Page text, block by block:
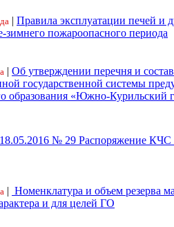
| Правила эксплуатации печей и
зимнего пожароопасного периода
| Об утверждении перечня и
государственной системы
образования «Южно-Курильский
18.05.2016 № 29 Распоряжение
| Номенклатура и объем резерва
и для целей ГО